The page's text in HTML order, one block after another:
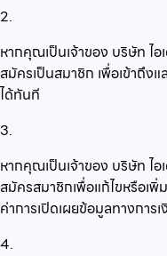
2.
หากคุณเป็นเจ้าของ บริษัท ไ
สมัครเป็นสมาชิก เพื่อเข้าถึง
ได้ทันที
3.
หากคุณเป็นเจ้าของ บริษัท ไ
สมัครสมาชิกเพื่อแก้ไขหรือเ
ค่าการเปิดเผยข้อมูลทางการ
4.